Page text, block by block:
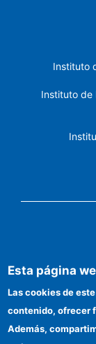
Instituto
Instituto de
Esta página
Las cookies de
contenido, ofrecer
Además,